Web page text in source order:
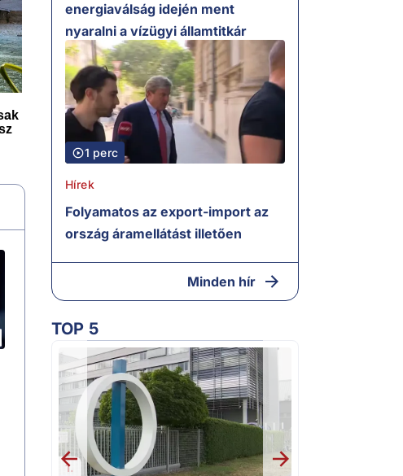
energiaválság idején ment
nyaralni a vízügyi államtitkár
1 perc
Hírek
Folyamatos az export-import az
ország áramellátást illetően
Minden hír
TOP 5
1.